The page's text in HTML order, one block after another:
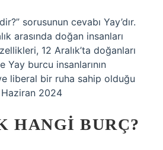
sorusunun cevabı Yay’dır.
arasında doğan insanları
12 Aralık’ta doğanları
Yay burcu insanlarının
liberal bir ruha sahip olduğu
2024
HANGI BURÇ?